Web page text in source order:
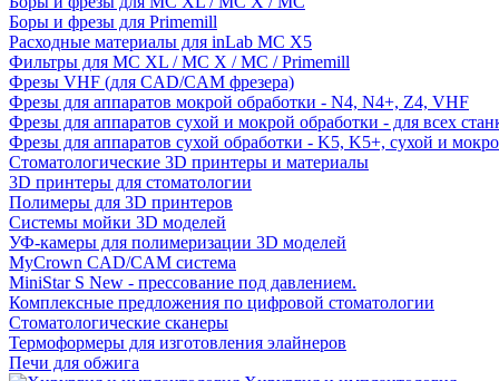
Боры и фрезы для Primemill
Расходные материалы для inLab MC X5
Фильтры для MC XL / MC X / MC / Primemill
Фрезы VHF (для CAD/CAM фрезера)
Фрезы для аппаратов мокрой обработки - N4, N4+, Z4, VHF
Фрезы для аппаратов сухой и мокрой обработки - для всех
Фрезы для аппаратов сухой обработки - K5, K5+, сухой и
Стоматологические 3D принтеры и материалы
3D принтеры для стоматологии
Полимеры для 3D принтеров
Системы мойки 3D моделей
УФ-камеры для полимеризации 3D моделей
MyCrown CAD/CAM система
MiniStar S New - прессование под давлением.
Комплексные предложения по цифровой стоматологии
Стоматологические сканеры
Термоформеры для изготовления элайнеров
Печи для обжига